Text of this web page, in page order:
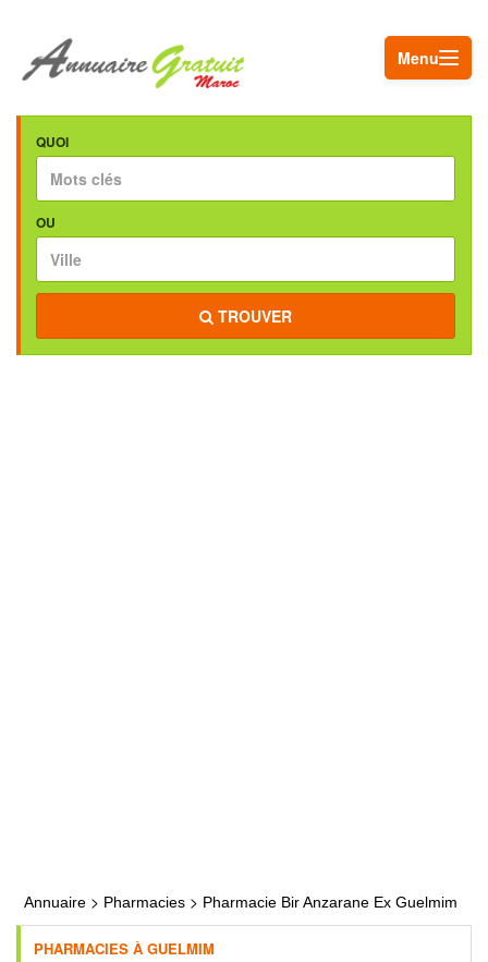
Menu
QUOI
OU
TROUVER
Annuaire > Pharmacies > Pharmacie Bir Anzarane Ex Guelmim
PHARMACIES À GUELMIM